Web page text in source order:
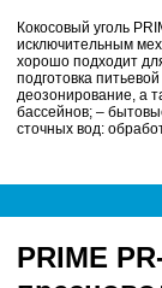
Кокосовый уголь
исключительным
хорошо подходит
подготовка
деозонирование, а
бассейнов; –
сточных вод:
PRIME